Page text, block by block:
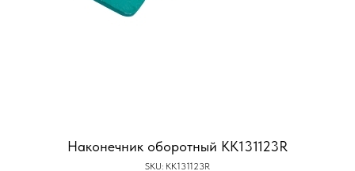
Наконечник оборотный KK131123R
SKU: KK131123R